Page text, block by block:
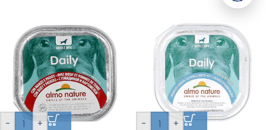
- + - +